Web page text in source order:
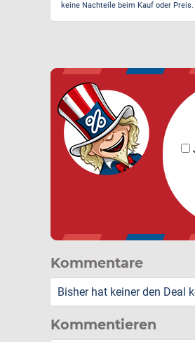
keine Nachteile beim Kauf oder Preis.
Kommentare
Bisher hat keiner den Deal
Kommentieren